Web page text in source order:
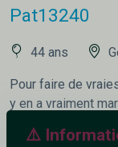
⚠️
Pat13240
44 ans
Pour faire de
y en a vraiment